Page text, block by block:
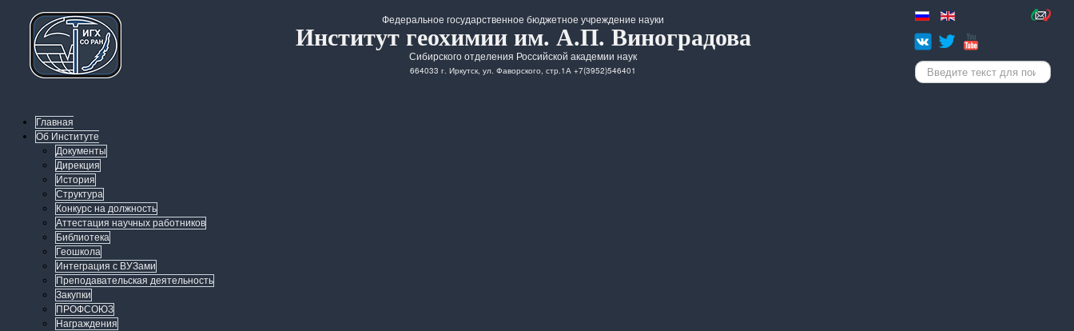
Федеральное государственное бюджетное учреждение науки
Институт геохимии им. А.П. Виноградова
Сибирского отделения Российской академии наук
664033 г. Иркутск, ул. Фаворского, стр.1А +7(3952)546401 Искать...
Главная
Об Институте
Документы
Дирекция
История
Структура
Конкурс на должность
Аттестация научных работников
Библиотека
Геошкола
Интеграция с ВУЗами
Преподавательская деятельность
Закупки
ПРОФСОЮЗ
Награждения